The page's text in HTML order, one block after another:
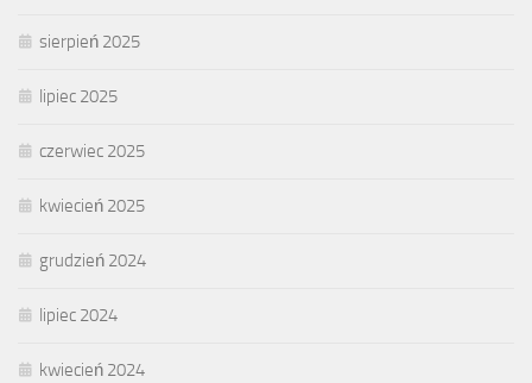
sierpień 2025
lipiec 2025
czerwiec 2025
kwiecień 2025
grudzień 2024
lipiec 2024
kwiecień 2024